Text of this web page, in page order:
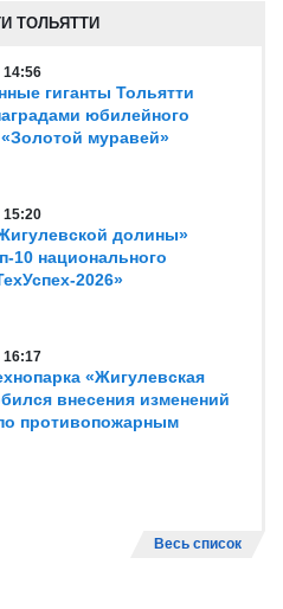
ТОЛЬЯТТИ
14:56
гиганты Тольятти
юбилейного
муравей»
15:20
долины»
10 национального
2026»
16:17
«Жигулевская
внесения изменений
противопожарным
Весь список